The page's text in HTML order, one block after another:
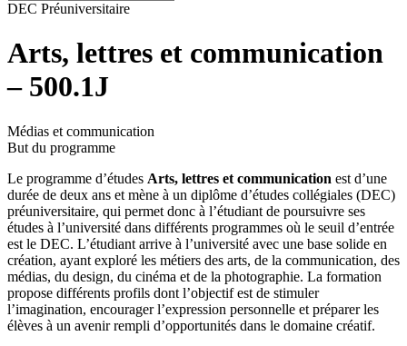
DEC Préuniversitaire
Arts, lettres et communication
– 500.1J
Médias et communication
But du programme
Le programme d’études Arts, lettres et communication est d’une
durée de deux ans et mène à un diplôme d’études collégiales (DEC)
préuniversitaire, qui permet donc à l’étudiant de poursuivre ses
études à l’université dans différents programmes où le seuil d’entrée
est le DEC. L’étudiant arrive à l’université avec une base solide en
création, ayant exploré les métiers des arts, de la communication, des
médias, du design, du cinéma et de la photographie. La formation
propose différents profils dont l’objectif est de stimuler
l’imagination, encourager l’expression personnelle et préparer les
élèves à un avenir rempli d’opportunités dans le domaine créatif.